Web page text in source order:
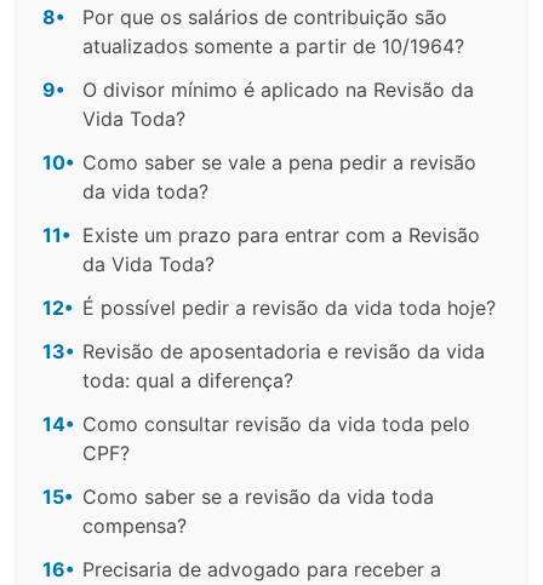
8•
Por que os salários de contribuição são
atualizados somente a partir de 10/1964?
9•
O divisor mínimo é aplicado na Revisão da
Vida Toda?
10• Como saber se vale a pena pedir a revisão
da vida toda?
11• Existe um prazo para entrar com a Revisão
da Vida Toda?
12• É possível pedir a revisão da vida toda hoje?
13• Revisão de aposentadoria e revisão da vida
toda: qual a diferença?
14• Como consultar revisão da vida toda pelo
CPF?
15• Como saber se a revisão da vida toda
compensa?
16• Precisaria de advogado para receber a